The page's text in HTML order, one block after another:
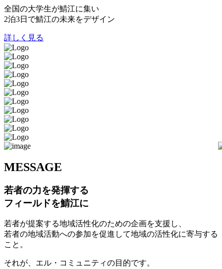
全国の大学生が鯖江に集い
2泊3日で鯖江の未来をデザイン
詳しく見る
MESSAGE
若者の力を発揮する
フィールドを鯖江に
若者が提案する地域活性化のための企画を支援し、
若者の地域活動への参加を促進して地域の活性化に寄与する
こと。
それが、エル・コミュニティの目的です。